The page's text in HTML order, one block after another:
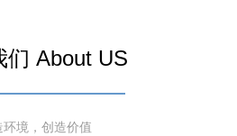
们 About US
环境，创造价值